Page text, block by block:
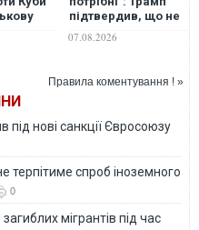
підтвердив, що не
перехоплювачі до
07.08.2026
Правила коментування ! »
під нові санкції Євросоюзу
терпітиме спроб іноземного
0
мігрантів під час